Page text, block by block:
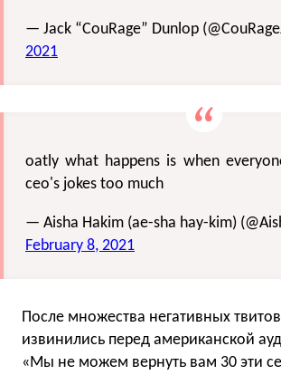
— Jack “CouRage” Dunlop
2021
oatly what happens is when
ceo's jokes too much
— Aisha Hakim (ae-sha hay-kim)
February 8, 2021
После множества негативных
извинились перед американской
«Мы не можем вернуть вам 30 эти